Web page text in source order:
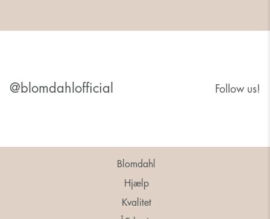
@blomdahlofficial Follow us!
Blomdahl
Hjælp
Kvalitet